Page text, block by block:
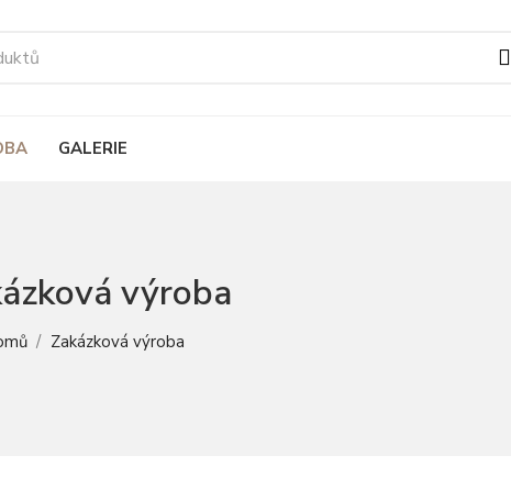
GALERIE
výroba
Zakázková výroba